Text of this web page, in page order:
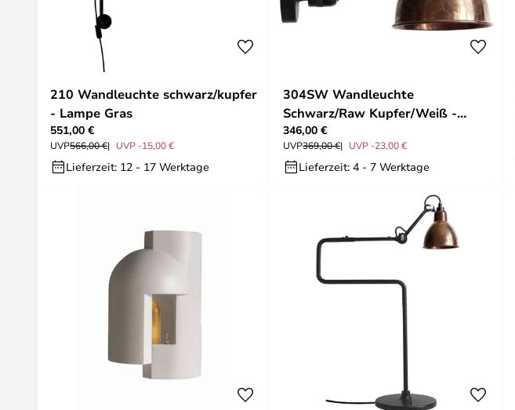
210 Wandleuchte schwarz/kupfer
- Lampe Gras
551,00 €
UVP566,00 € UVP -15,00 €
Lieferzeit: 12 - 17 Werktage
304SW Wandleuchte
Schwarz/Raw Kupfer/Weiß -
Lampe Gras
346,00 €
UVP369,00 € UVP -23,00 €
Lieferzeit: 4 - 7 Werktage